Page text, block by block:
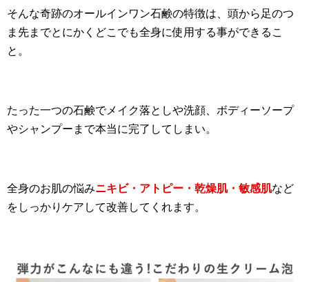
そんな奇跡のオールインワン石鹸の特徴は、頭から足のつ
ま先までとにかくどこでも全身に使用する事ができるこ
と。
たった一つの石鹸でメイク落としや洗顔、ボディーソープ
やシャンプーまで本当に完了してしまい。
全身のお肌の悩みニキビ・アトピー・乾燥肌・敏感肌など
をしっかりケアして改善してくれます。